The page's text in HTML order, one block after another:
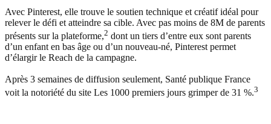
Avec Pinterest, elle trouve le soutien technique et créatif idéal pour
relever le défi et atteindre sa cible. Avec pas moins de 8M de parents
présents sur la plateforme,2 dont un tiers d’entre eux sont parents
d’un enfant en bas âge ou d’un nouveau-né, Pinterest permet
d’élargir le Reach de la campagne.
Après 3 semaines de diffusion seulement, Santé publique France
voit la notoriété du site Les 1000 premiers jours grimper de 31 %.3